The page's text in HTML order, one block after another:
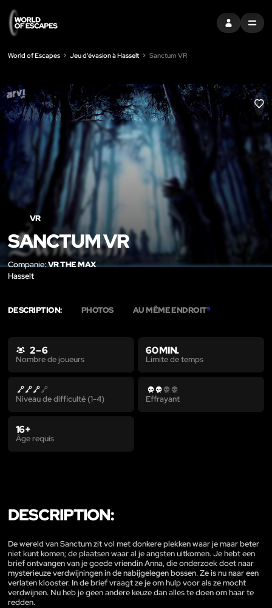
S'INSCRIREMENU
World of Escapes Jeu d'évasion à Hasselt Sanctum VR
LIKE
VR
SANCTUM VR
Companie:VR THE MAX
Hasselt
DESCRIPTION: PHOTOS AU MÊME ENDROIT5
2 – 6
Nombre de joueurs
60 MIN.
Limite de temps
Niveau de difficulté (1-4) Effrayant
16+
Âge requis
DESCRIPTION:
De wereld van Sanctum zit vol met donkere plekken waar je maar beter
niet kunt komen; de plaatsen waar al je angsten uitkomen. Je hebt een
brief ontvangen van je goede vriendin Anna, die onderzoek doet naar
mysterieuze verdwijningen in de nabijgelegen bossen. Ze is nu naar een
verlaten klooster. In de brief vraagt ze je om hulp voor als ze mocht
verdwijnen. Nu heb je geen andere keuze dan alles te doen om haar te
redden.